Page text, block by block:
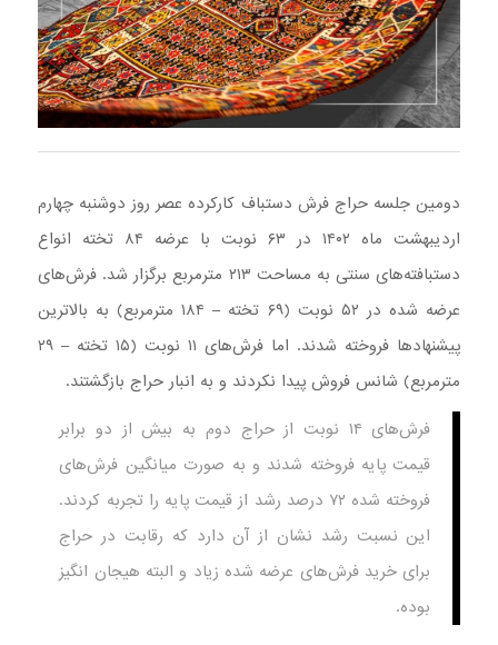
دومین جلسه حراج فرش دستباف کارکرده عصر روز دوشنبه چهارم
اردیبهشت ماه ۱۴۰۲ در ۶۳ نوبت با عرضه ۸۴ تخته انواع
دستبافته‌های سنتی به مساحت ۲۱۳ مترمربع برگزار شد. فرش‌های
عرضه شده در ۵۲ نوبت (۶۹ تخته – ۱۸۴ مترمربع) به بالاترین
پیشنهادها فروخته شدند. اما فرش‌های ۱۱ نوبت (۱۵ تخته – ۲۹
مترمربع) شانس فروش پیدا نکردند و به انبار حراج بازگشتند.
فرش‌های ۱۴ نوبت از حراج دوم به بیش از دو برابر
قیمت پایه فروخته شدند و به صورت میانگین فرش‌های
فروخته شده ۷۲ درصد رشد از قیمت پایه را تجربه کردند.
این نسبت رشد نشان از آن دارد که رقابت در حراج
برای خرید فرش‌های عرضه شده زیاد و البته هیجان انگیز
بوده.